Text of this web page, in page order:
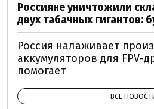
Россияне уничтожили
двух табачных гигантов:
Россия налаживает
аккумуляторов для FPV-
помогает
ВСЕ